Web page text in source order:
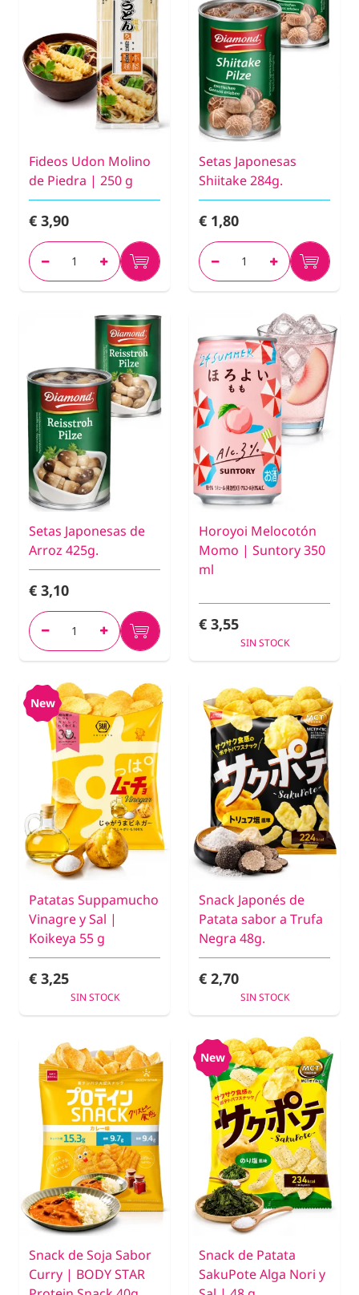
Fideos Udon Molino
de Piedra | 250 g
€ 3,90
Setas Japonesas
Shiitake 284g.
€ 1,80
Setas Japonesas de
Arroz 425g.
€ 3,10
Horoyoi Melocotón
Momo | Suntory 350
ml
€ 3,55
SIN STOCK
New
Patatas Suppamucho
Vinagre y Sal |
Koikeya 55 g
€ 3,25
SIN STOCK
Snack Japonés de
Patata sabor a Trufa
Negra 48g.
€ 2,70
SIN STOCK
Snack de Soja Sabor
Curry | BODY STAR
New
Snack de Patata
SakuPote Alga Nori y